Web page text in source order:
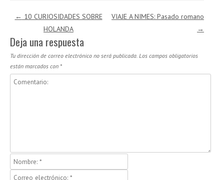
Navegación de entradas
← 10 CURIOSIDADES SOBRE
HOLANDA
VIAJE A NIMES: Pasado romano
→
Deja una respuesta
Tu dirección de correo electrónico no será publicada. Los campos obligatorios
están marcados con *